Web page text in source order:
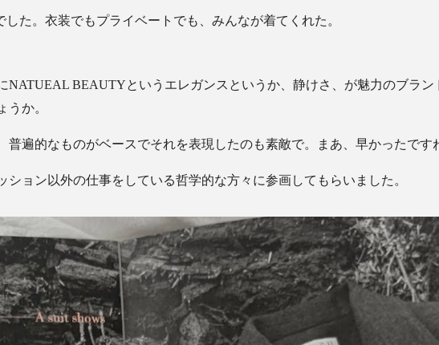
た。衣装でもプライベートでも、みんなが着てくれた。
BEAUTYというエレガンスというか、静けさ、が魅力のブラ
か。
遍的なものがベースでそれを表現したのも素敵で。まあ、早かったです
ョン以外の仕事をしている哲学的な方々に参画してもらいました。